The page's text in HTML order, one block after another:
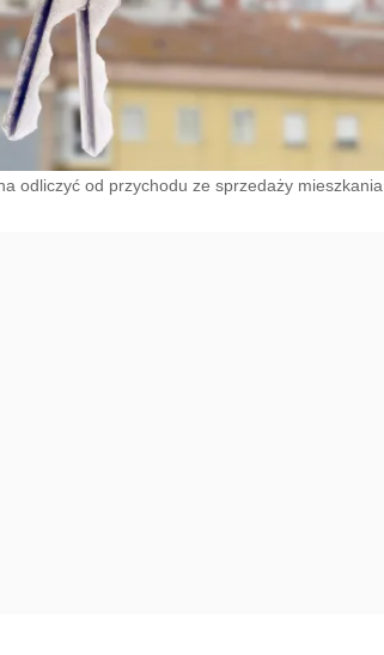
odliczyć od przychodu ze sprzedaży mieszkania